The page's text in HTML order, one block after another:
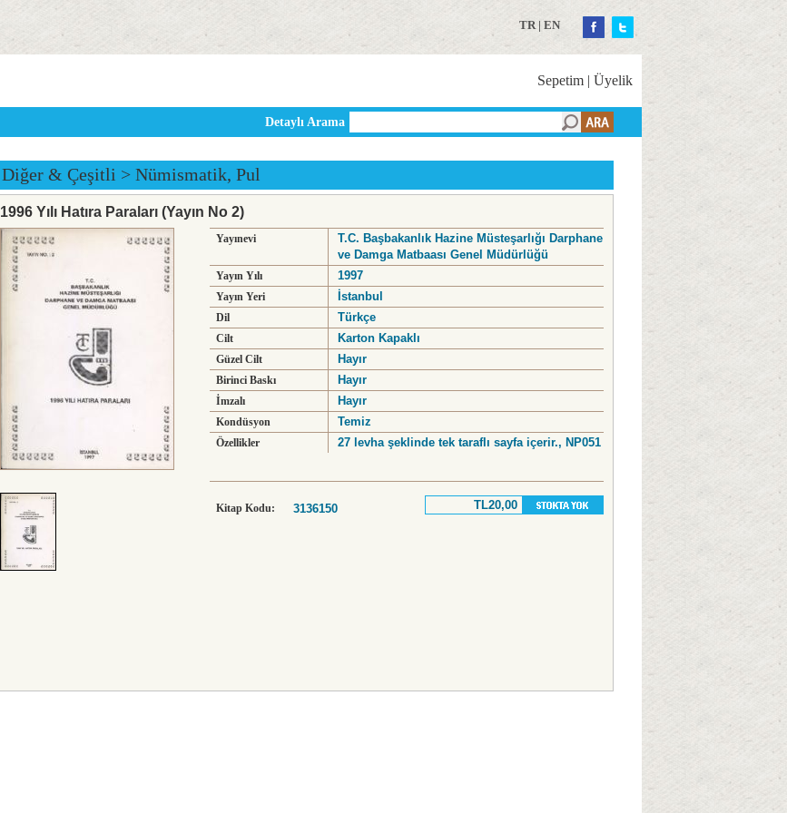
TR| EN
Sepetim | Üyelik
Detaylı Arama
Diğer & Çeşitli > Nümismatik, Pul
1996 Yılı Hatıra Paraları (Yayın No 2)
Yayınevi
T.C. Başbakanlık Hazine Müsteşarlığı Darphane
ve Damga Matbaası Genel Müdürlüğü
Yayın Yılı 1997
Yayın Yeri İstanbul
Dil Türkçe
Cilt Karton Kapaklı
Güzel Cilt Hayır
Birinci Baskı Hayır
İmzalı Hayır
Kondüsyon Temiz
Özellikler 27 levha şeklinde tek taraflı sayfa içerir., NP051
Kitap Kodu: 3136150 TL20,00